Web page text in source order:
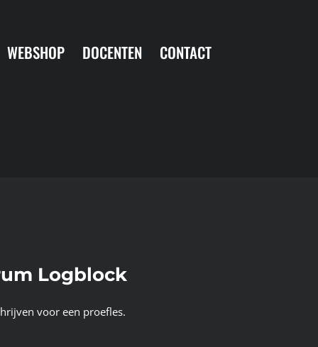
WEBSHOP DOCENTEN CONTACT
Logblock
voor een proefles.